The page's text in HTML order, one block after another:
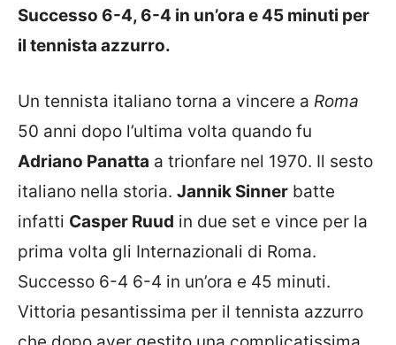
Successo 6-4, 6-4 in un’ora e 45 minuti per
il tennista azzurro.
Un tennista italiano torna a vincere a Roma
50 anni dopo l’ultima volta quando fu
Adriano Panatta a trionfare nel 1970. Il sesto
italiano nella storia. Jannik Sinner batte
infatti Casper Ruud in due set e vince per la
prima volta gli Internazionali di Roma.
Successo 6-4 6-4 in un’ora e 45 minuti.
Vittoria pesantissima per il tennista azzurro